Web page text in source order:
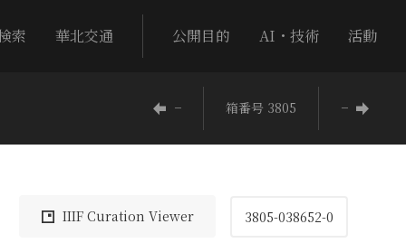
索 華北交通 公開目的 AI・技術 活動
− 箱番号 3805 −
IIIF Curation Viewer 3805-038652-0